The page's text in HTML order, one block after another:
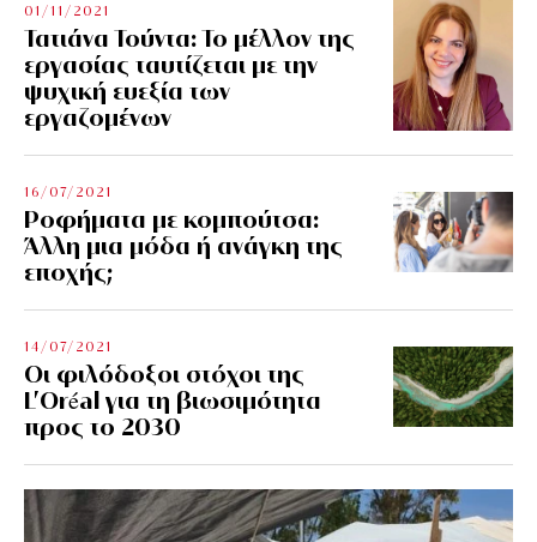
01/11/2021
Τατιάνα Τούντα: Το μέλλον της
εργασίας ταυτίζεται με την
ψυχική ευεξία των
εργαζομένων
16/07/2021
Ροφήματα με κομπούτσα:
Άλλη μια μόδα ή ανάγκη της
εποχής;
14/07/2021
Οι φιλόδοξοι στόχοι της
L’Oréal για τη βιωσιμότητα
προς το 2030